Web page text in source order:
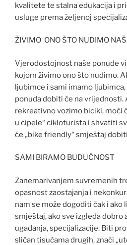
kvalitete te stalna edukacija i
usluge prema željenoj
ŽIVIMO ONO ŠTO NUDIMO
Vjerodostojnost naše ponude
kojom živimo ono što nudimo.
ljubimce i sami imamo ljubimca,
ponuda dobiti će na vrijednosti.
rekreativno vozimo bicikl, moći
u cipele“ cikloturista i shvatiti
će „bike friendly“ smještaj
SAMI BIRAMO BUDUĆNOST
Zanemarivanjem suvremenih
opasnost zaostajanja i
nam se može dogoditi čak i
smještaj, ako sve izgleda dobro
ugađanja, specijalizacije. Biti
sličan tisućama drugih, znači